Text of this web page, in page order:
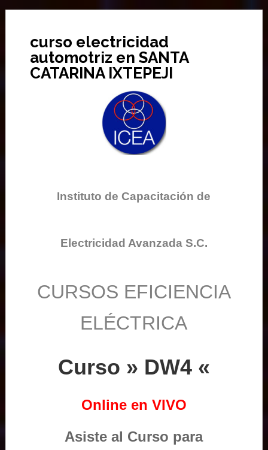
curso electricidad
automotriz en SANTA
CATARINA IXTEPEJI
Instituto de Capacitación de
Electricidad Avanzada S.C.
CURSOS EFICIENCIA
ELÉCTRICA
Curso » DW4 «
Online en VIVO
Asiste al Curso para